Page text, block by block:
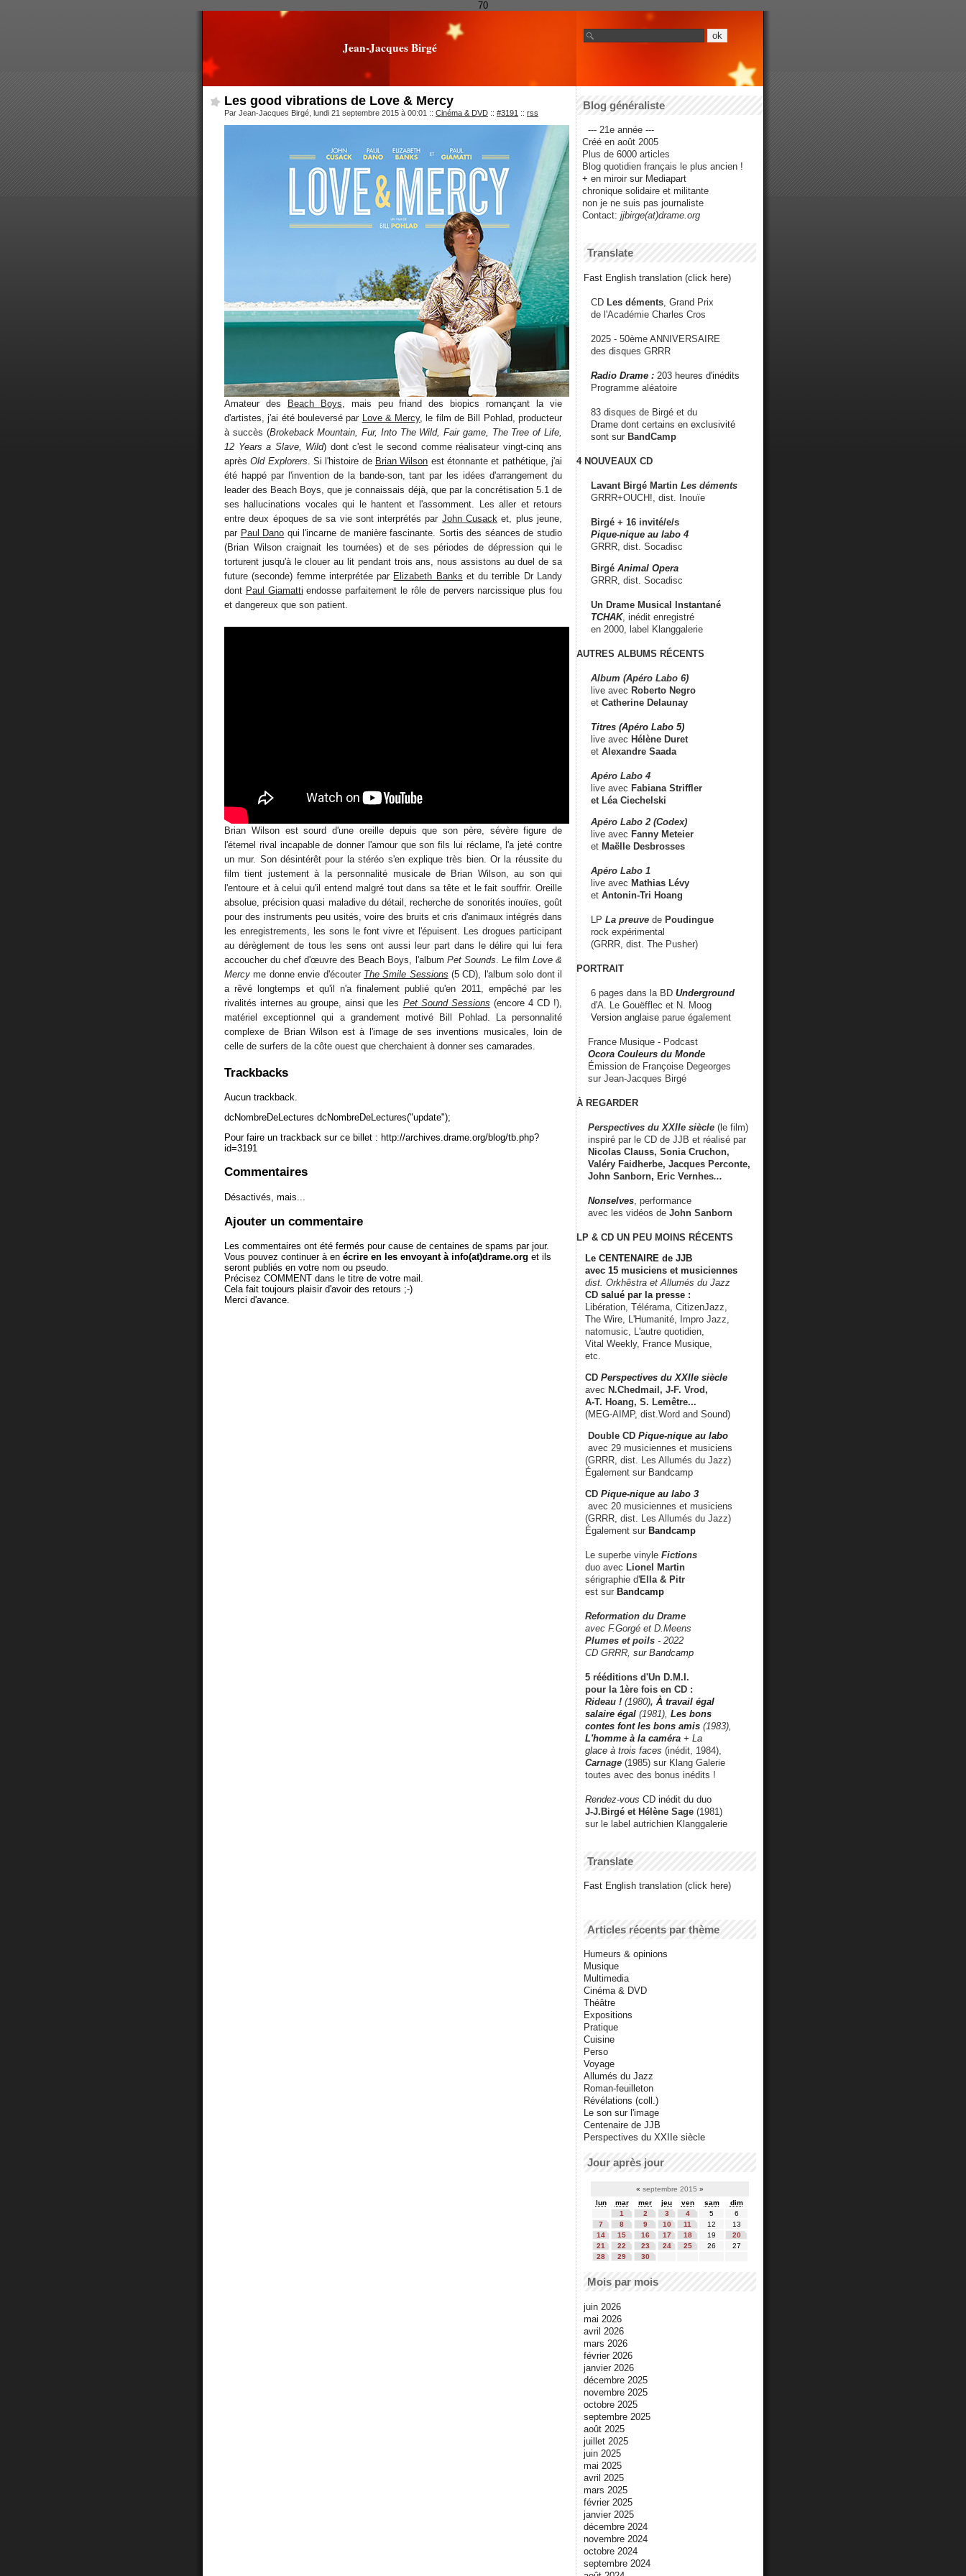
70
Jean-Jacques Birgé
Les good vibrations de Love & Mercy
Par Jean-Jacques Birgé, lundi 21 septembre 2015 à 00:01 :: Cinéma & DVD :: #3191 :: rss
Amateur des Beach Boys , mais peu friand des biopics romançant la vie
d'artistes, j'ai été bouleversé par
Love & Mercy, le film de Bill Pohlad, producteur
à succès (Brokeback Mountain, Fur, Into The Wild, Fair game, The Tree of Life,
12 Years a Slave, Wild) dont c'est le second comme réalisateur vingt-cinq ans
aprèsOld Explorers . Si l'histoire de Brian Wilson est étonnante et pathétique, j'ai
été happé par l'invention de la bande-son, tant par les idées d'arrangement du
leader des Beach Boys, que je connaissais déjà, que par la concrétisation 5.1 de
ses hallucinations vocales qui le hantent et l'assomment. Les aller et retours
entre deux époques de sa vie sont interprétés par John Cusack et, plus jeune,
par Paul Dano qui l'incarne de manière fascinante. Sortis des séances de studio
(Brian Wilson craignait les tournées) et de ses périodes de dépression qui le
torturent jusqu'à le clouer au lit pendant trois ans, nous assistons au duel de sa
future (seconde) femme interprétée par Elizabeth Banks et du terrible Dr Landy
dont Paul Giamatti endosse parfaitement le rôle de pervers narcissique plus fou
et dangereux que son patient.
Brian Wilson est sourd d'une oreille depuis que son père, sévère figure de
l'éternel rival incapable de donner l'amour que son fils lui réclame, l'a jeté contre
un mur. Son désintérêt pour la stéréo s'en explique très bien. Or la réussite du
film tient justement à la personnalité musicale de Brian Wilson, au son qui
l'entoure et à celui qu'il entend malgré tout dans sa tête et le fait souffrir. Oreille
absolue, précision quasi maladive du détail, recherche de sonorités inouïes, goût
pour des instruments peu usités, voire des bruits et cris d'animaux intégrés dans
les enregistrements, les sons le font vivre et l'épuisent. Les drogues participant
au dérèglement de tous les sens ont aussi leur part dans le délire qui lui fera
accoucher du chef d'œuvre des Beach Boys, l'album Pet Sounds . Le film Love &
Mercy me donne envie d'écouter The Smile Sessions (5 CD), l'album solo dont il
a rêvé longtemps et qu'il n'a finalement publié qu'en 2011, empêché par les
rivalités internes au groupe, ainsi que les Pet Sound Sessions (encore 4 CD !),
matériel exceptionnel qui a grandement motivé Bill Pohlad. La personnalité
complexe de Brian Wilson est à l'image de ses inventions musicales, loin de
celle de surfers de la côte ouest que cherchaient à donner ses camarades.
Trackbacks
Aucun trackback.
dcNombreDeLectures dcNombreDeLectures("update");
Pour faire un trackback sur ce billet : http://archives.drame.org/blog/tb.php?
id=3191
Commentaires
Désactivés, mais...
Ajouter un commentaire
Les commentaires ont été fermés pour cause de centaines de spams par jour.
Vous pouvez continuer à en écrire en les envoyant à info(at)drame.org et ils
seront publiés en votre nom ou pseudo.
Précisez COMMENT dans le titre de votre mail.
Cela fait toujours plaisir d'avoir des retours ;-)
Merci d'avance.
Blog généraliste
--- 21e année ---
Créé en août 2005
Plus de 6000 articles
Blog quotidien français le plus ancien !
+ en miroir sur Mediapart
chronique solidaire et militante
non je ne suis pas journaliste
Contact: jjbirge(at)drame.org
Translate
Fast English translation (click here)
CD Les déments , Grand Prix
de l'Académie Charles Cros
2025 - 50ème ANNIVERSAIRE
des disques GRRR
Radio Drame : 203 heures d'inédits
Programme aléatoire
83 disques de Birgé et du
Drame dont certains en exclusivité
sont sur BandCamp
4 NOUVEAUX CD
Lavant Birgé Martin Les déments
GRRR+OUCH!, dist. Inouïe
Birgé + 16 invité/e/s
Pique-nique au labo 4
GRRR, dist. Socadisc
Birgé Animal Opera
GRRR, dist. Socadisc
Un Drame Musical Instantané
TCHAK, inédit enregistré
en 2000, label Klanggalerie
AUTRES ALBUMS RÉCENTS
Album (Apéro Labo 6)
live avec Roberto Negro
et Catherine Delaunay
Titres (Apéro Labo 5)
live avec Hélène Duret
et Alexandre Saada
Apéro Labo 4
live avec Fabiana Striffler
et Léa Ciechelski
Apéro Labo 2 (Codex)
live avec Fanny Meteier
et Maëlle Desbrosses
Apéro Labo 1
live avec Mathias Lévy
et Antonin-Tri Hoang
LP La preuve de Poudingue
rock expérimental
(GRRR, dist. The Pusher)
PORTRAIT
6 pages dans la BD Underground
d'A. Le Gouëfflec et N. Moog
Version anglaise parue également
France Musique - Podcast
Ocora Couleurs du Monde
Émission de Françoise Degeorges
sur Jean-Jacques Birgé
À REGARDER
Perspectives du XXIIe siècle (le film)
inspiré par le CD de JJB et réalisé par
Nicolas Clauss, Sonia Cruchon,
Valéry Faidherbe, Jacques Perconte,
John Sanborn, Eric Vernhes...
Nonselves , performance
avec les vidéos de John Sanborn
LP & CD UN PEU MOINS RÉCENTS
Le CENTENAIRE de JJB
avec 15 musiciens et musiciennes
dist. Orkhêstra et Allumés du Jazz
CD salué par la presse :
Libération, Télérama, CitizenJazz,
The Wire, L'Humanité, Impro Jazz,
natomusic, L'autre quotidien,
Vital Weekly, France Musique,
etc.
CD Perspectives du XXIIe siècle
avec N.Chedmail, J-F. Vrod,
A-T. Hoang, S. Lemêtre...
(MEG-AIMP, dist.Word and Sound)
Double CD Pique-nique au labo
avec 29 musiciennes et musiciens
(GRRR, dist. Les Allumés du Jazz)
Également sur Bandcamp
CD Pique-nique au labo 3
avec 20 musiciennes et musiciens
(GRRR, dist. Les Allumés du Jazz)
Également sur Bandcamp
Le superbe vinyle Fictions
duo avec Lionel Martin
sérigraphie d'Ella & Pitr
est sur Bandcamp
Reformation du Drame
avec F.Gorgé et D.Meens
Plumes et poils - 2022
CD GRRR, sur Bandcamp
5 rééditions d'Un D.M.I.
pour la 1ère fois en CD :
Rideau ! (1980), À travail égal
salaire égal (1981), Les bons
contes font les bons amis (1983),
L'homme à la caméra + La
glace à trois faces (inédit, 1984),
Carnage (1985) sur Klang Galerie
toutes avec des bonus inédits !
Rendez-vous CD inédit du duo
J-J.Birgé et Hélène Sage (1981)
sur le label autrichien Klanggalerie
Translate
Fast English translation (click here)
Articles récents par thème
Humeurs & opinions
Musique
Multimedia
Cinéma & DVD
Théâtre
Expositions
Pratique
Cuisine
Perso
Voyage
Allumés du Jazz
Roman-feuilleton
Révélations (coll.)
Le son sur l'image
Centenaire de JJB
Perspectives du XXIIe siècle
Jour après jour
« septembre 2015 »
lun
mar mer jeu ven sam
dim
1
2 3 4 5
6
7
8 9 10 11 12
13
14
15 16 17 18 19
20
21
22 23 24 25 26
27
28
29 30
Mois par mois
juin 2026
mai 2026
avril 2026
mars 2026
février 2026
janvier 2026
décembre 2025
novembre 2025
octobre 2025
septembre 2025
août 2025
juillet 2025
juin 2025
mai 2025
avril 2025
mars 2025
février 2025
janvier 2025
décembre 2024
novembre 2024
octobre 2024
septembre 2024